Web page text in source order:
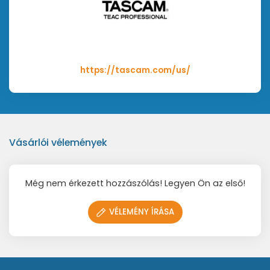
számítógép jelei közötti szintegyensúly beállításához
- MIDI bemenet/kimenet
- max. 96kHz/24-bit USB-s audió/MIDI interfész (2
- 96 kHz mintavételezési frekvencia
- kiváló minőségű felvételek készítésére alkalmas
- széles dinamika tartomány
- Önálló működés egyszerű előerősítőként
https://tascam.com/us/
Vásárlói vélemények
Még nem érkezett hozzászólás! Legyen Ön az első!
VÉLEMÉNY ÍRÁSA